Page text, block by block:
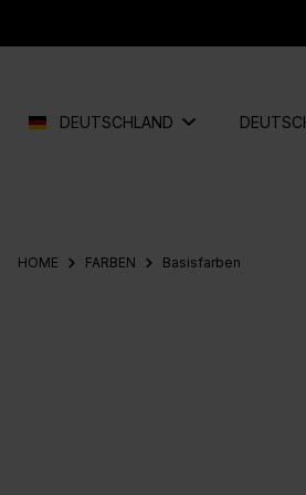
DEUTSCHLAND
HOME FARBEN Basisfarben